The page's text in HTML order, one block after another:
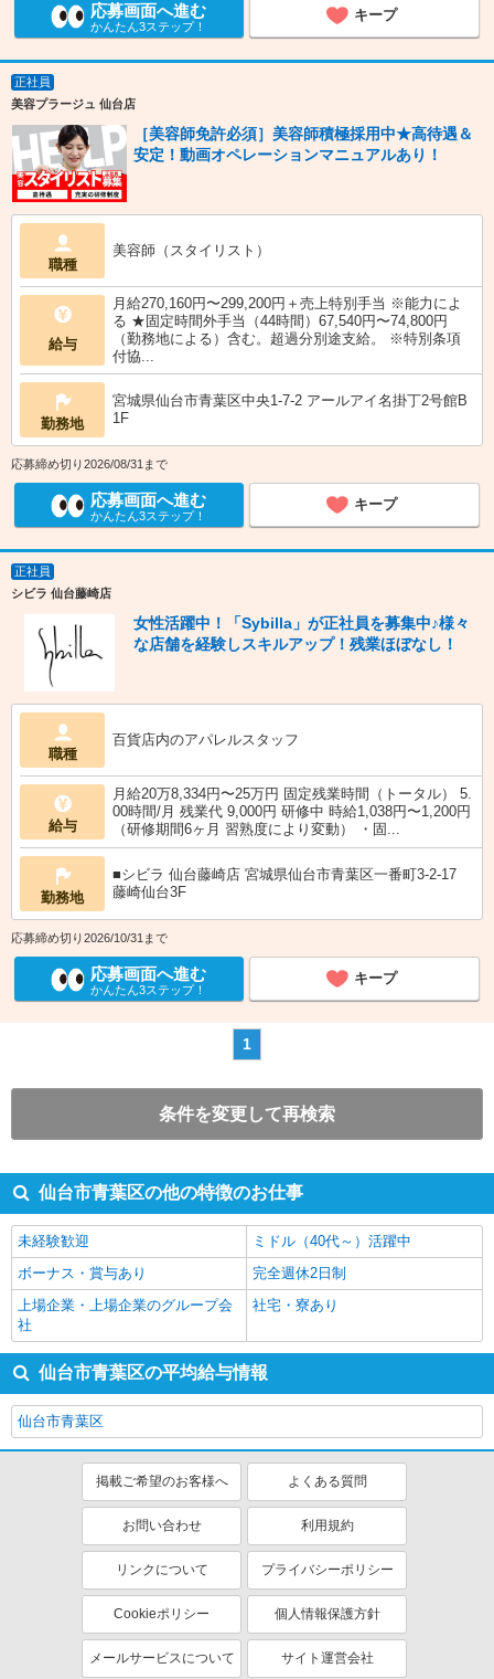
応募画面へ進む
かんたん3ステップ！
キープ
正社員
美容プラージュ 仙台店
［美容師免許必須］美容師積極採用中★高待遇＆
安定！動画オペレーションマニュアルあり！
職種
美容師（スタイリスト）
給与
月給270,160円〜299,200円＋売上特別手当 ※能力によ
る ★固定時間外手当（44時間）67,540円〜74,800円
（勤務地による）含む。超過分別途支給。 ※特別条項
付協...
勤務地
宮城県仙台市青葉区中央1-7-2 アールアイ名掛丁2号館B
1F
応募締め切り2026/08/31まで
応募画面へ進む
かんたん3ステップ！
キープ
正社員
シビラ 仙台藤崎店
女性活躍中！「Sybilla」が正社員を募集中♪様々
な店舗を経験しスキルアップ！残業ほぼなし！
職種
百貨店内のアパレルスタッフ
給与
月給20万8,334円〜25万円 固定残業時間（トータル） 5.
00時間/月 残業代 9,000円 研修中 時給1,038円〜1,200円
（研修期間6ヶ月 習熟度により変動） ・固...
勤務地
■シビラ 仙台藤崎店 宮城県仙台市青葉区一番町3-2-17
藤崎仙台3F
応募締め切り2026/10/31まで
応募画面へ進む
かんたん3ステップ！
キープ
1
条件を変更して再検索
仙台市青葉区の他の特徴のお仕事
未経験歓迎
ミドル（40代～）活躍中
ボーナス・賞与あり
完全週休2日制
上場企業・上場企業のグループ会
社
社宅・寮あり
仙台市青葉区の平均給与情報
仙台市青葉区
掲載ご希望のお客様へ よくある質問
お問い合わせ 利用規約
リンクについて プライバシーポリシー
Cookieポリシー 個人情報保護方針
メールサービスについて サイト運営会社